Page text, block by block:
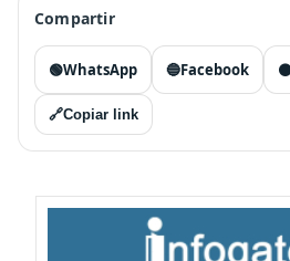
Compartir
🟢WhatsApp 🔵Facebook
🔗Copiar link